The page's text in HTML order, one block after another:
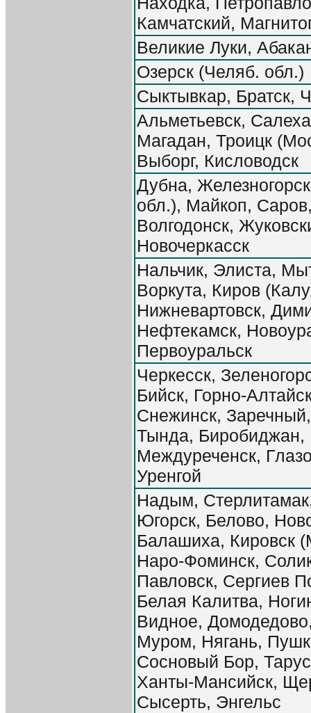
Камчатский,
Великие Луки,
Озерск (Челяб. обл.)
Сыктывкар, Братск,
Альметьевск,
Магадан, Троицк
Выборг, Кисловодск
Дубна,
обл.), Майкоп,
Волгодонск,
Новочеркасск
Нальчик, Элиста,
Воркута, Киров
Нижневартовск,
Нефтекамск,
Первоуральск
Черкесск,
Бийск, Горно-
Снежинск,
Тында, Биробиджан,
Междуреченск,
Уренгой
Надым,
Югорск, Белово,
Балашиха, Кировск
Наро-Фоминск,
Павловск, Сергиев
Белая Калитва,
Видное,
Муром, Нягань,
Сосновый Бор,
Ханты-Мансийск,
Сысерть, Энгельс